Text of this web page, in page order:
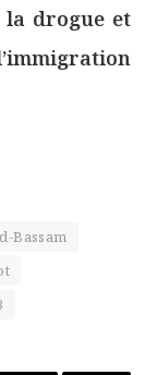
la drogue et
Bassam